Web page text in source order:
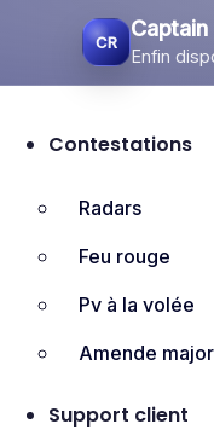
Captain
Enfin
Contestations
Radars
Feu rouge
Pv à la volée
Amende
Support client